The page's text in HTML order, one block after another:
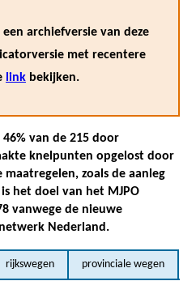
archiefversie van deze
met recentere
link bekijken.
van de 215 door
knelpunten opgelost door
zoals de aanleg
het doel van het MJPO
vanwege de nieuwe
Nederland.
rijkswegen provinciale wegen